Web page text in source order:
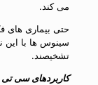
می کند.
حتی بیماری های
سینوس ها با این
تشخیصند.
کاربردهای سی